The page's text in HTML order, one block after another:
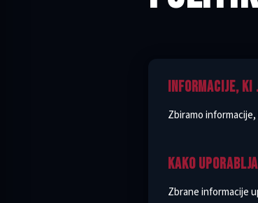
INFORMACIJE,
Zbiramo
KAKO
Zbrane informacije